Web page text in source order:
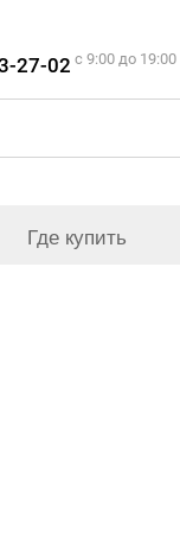
27-02 c 9:00 до 19:00
Где купить